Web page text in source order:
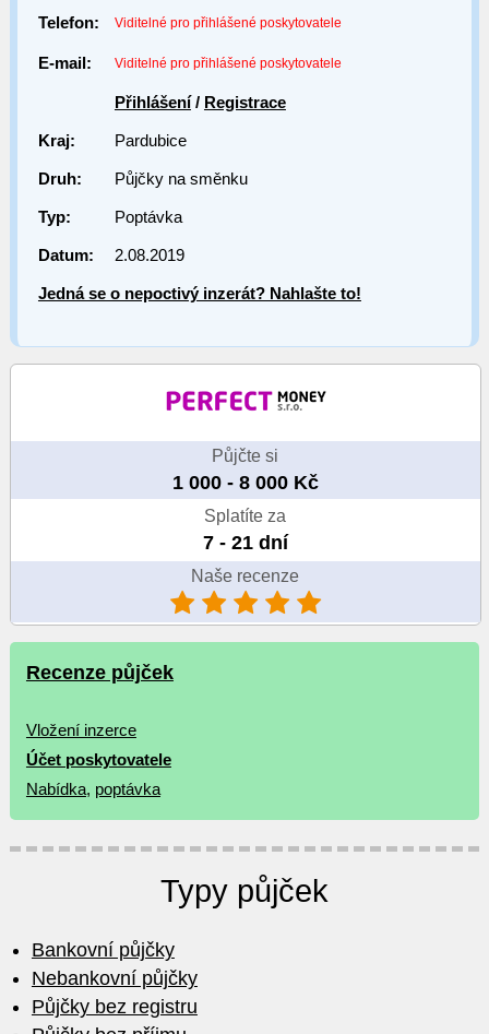
Telefon: Viditelné pro přihlášené poskytovatele
E-mail: Viditelné pro přihlášené poskytovatele
Přihlášení/ Registrace
Kraj: Pardubice
Druh: Půjčky na směnku
Typ: Poptávka
Datum: 2.08.2019
Jedná se o nepoctivý inzerát? Nahlašte to!
Půjčte si
1 000 - 8 000 Kč
Splatíte za
7 - 21 dní
Naše recenze
Recenze půjček
Vložení inzerce
Účet poskytovatele
Nabídka, poptávka
Typy půjček
Bankovní půjčky
Nebankovní půjčky
Půjčky bez registru